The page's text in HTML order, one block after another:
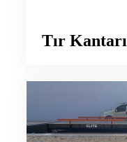
Tır Kantarı